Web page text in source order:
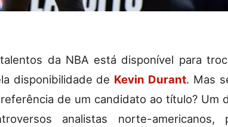
da NBA está disponível para
disponibilidade de Kevin Durant. Mas
de um candidato ao título? Um
analistas norte-americanos,